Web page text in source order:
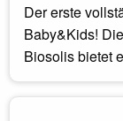
Der erste
Baby&Kids!
Biosolis bietet